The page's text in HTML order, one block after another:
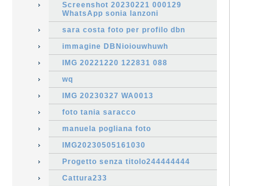
Screenshot 20230221 000129
WhatsApp sonia lanzoni
sara costa foto per profilo dbn
immagine DBNioiouwhuwh
IMG 20221220 122831 088
wq
IMG 20230327 WA0013
foto tania saracco
manuela pogliana foto
IMG20230505161030
Progetto senza titolo244444444
Cattura233